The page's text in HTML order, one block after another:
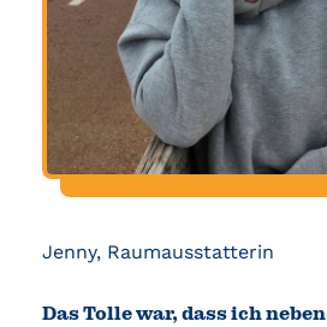
Jenny, Raumausstatterin
Das Tolle war, dass ich